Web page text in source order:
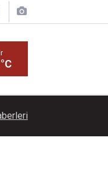
Çocuk cinayetleri